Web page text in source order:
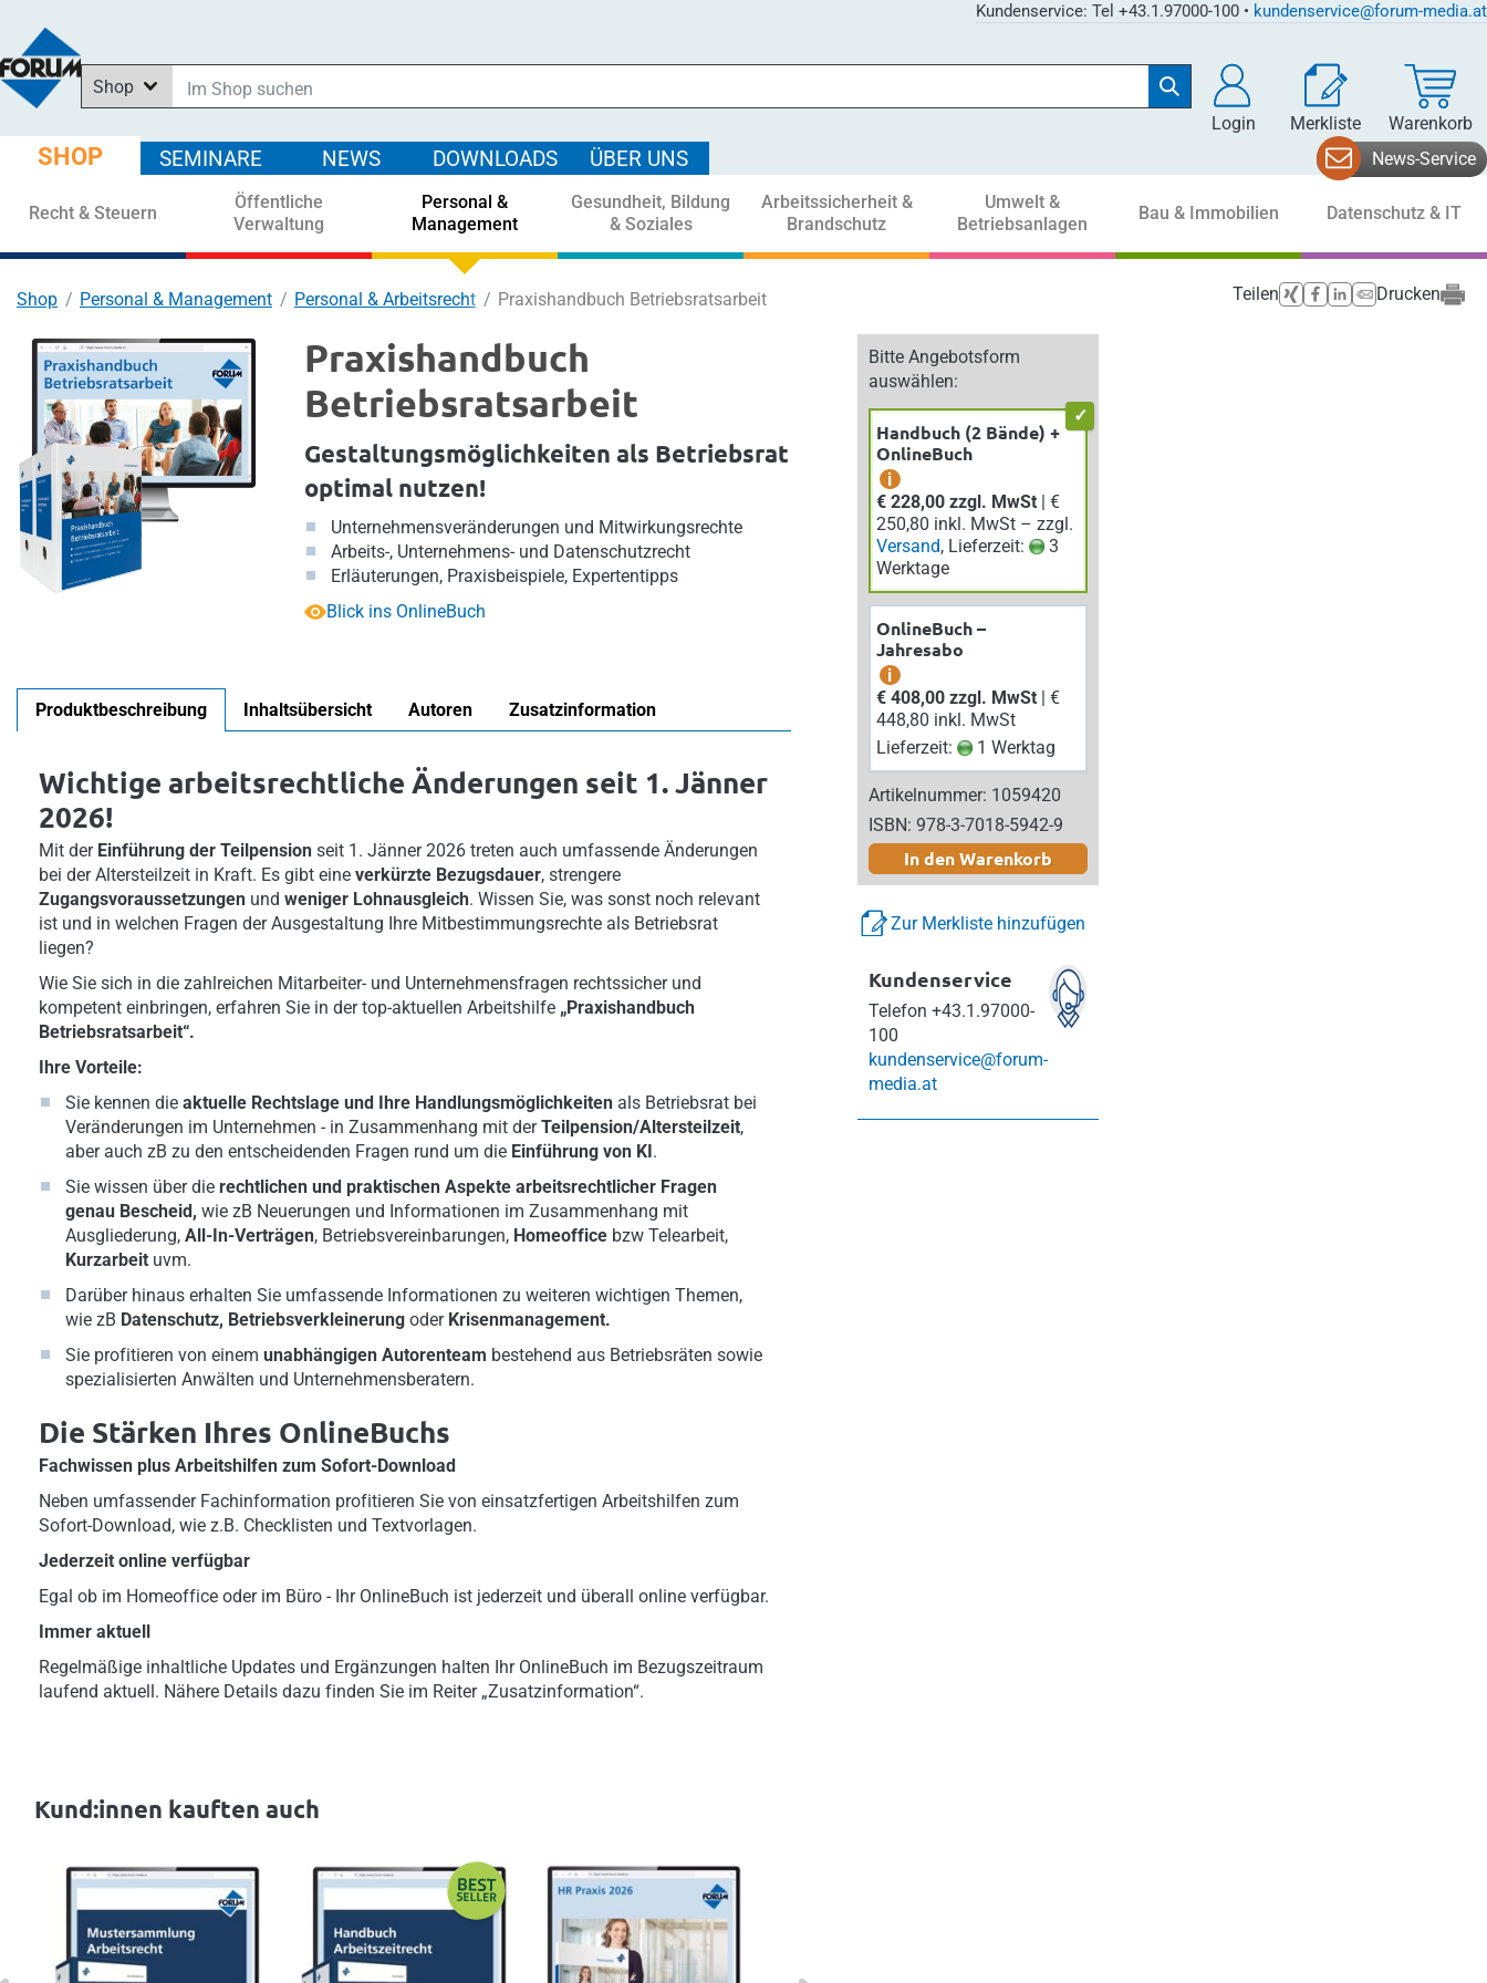
Kundenservice: Tel +43.1.97000-100 • kundenservice@forum-media.at
Shop
In News suchen
In Downloads suchen
In Seminaren suchen
Login Merkliste Warenkorb
SHOP SEMINARE NEWS DOWNLOADS ÜBER UNS News-Service
Recht & Steuern
Öffentliche
Verwaltung
Personal &
Management
Gesundheit, Bildung
& Soziales
Arbeitssicherheit &
Brandschutz
Umwelt &
Betriebsanlagen
Bau & Immobilien Datenschutz & IT
Shop Personal & Management Personal & Arbeitsrecht Praxishandbuch Betriebsratsarbeit
Praxishandbuch
Betriebsratsarbeit
Gestaltungsmöglichkeiten als Betriebsrat
optimal nutzen!
Unternehmensveränderungen und Mitwirkungsrechte
Arbeits-, Unternehmens- und Datenschutzrecht
Erläuterungen, Praxisbeispiele, Expertentipps
Blick ins OnlineBuch
Bitte Angebotsform
auswählen:
Handbuch (2 Bände) +
OnlineBuch
i
€ 228,00 zzgl. MwSt | €
250,80 inkl. MwSt – zzgl.
Versand, Lieferzeit:
3
Werktage
OnlineBuch –
Jahresabo
i
€ 408,00 zzgl. MwSt | €
448,80 inkl. MwSt
Lieferzeit:
1 Werktag
Artikelnummer: 1059420
ISBN: 978-3-7018-5942-9
In den Warenkorb
Zur Merkliste hinzufügen
Kundenservice
Telefon +43.1.97000-
100
kundenservice@forum-
media.at
Produktbeschreibung Inhaltsübersicht Autoren Zusatzinformation
Wichtige arbeitsrechtliche Änderungen seit 1. Jänner
2026!
Mit der Einführung der Teilpension seit 1. Jänner 2026 treten auch umfassende Änderungen
bei der Altersteilzeit in Kraft. Es gibt eine verkürzte Bezugsdauer, strengere
Zugangsvoraussetzungen und weniger Lohnausgleich. Wissen Sie, was sonst noch relevant
ist und in welchen Fragen der Ausgestaltung Ihre Mitbestimmungsrechte als Betriebsrat
liegen?
Wie Sie sich in die zahlreichen Mitarbeiter- und Unternehmensfragen rechtssicher und
kompetent einbringen, erfahren Sie in der top-aktuellen Arbeitshilfe „Praxishandbuch
Betriebsratsarbeit“.
Ihre Vorteile:
Sie kennen die aktuelle Rechtslage und Ihre Handlungsmöglichkeiten als Betriebsrat bei
Veränderungen im Unternehmen - in Zusammenhang mit derTeilpension/Altersteilzeit,
aber auch zB zu den entscheidenden Fragen rund um die Einführung von KI.
Sie wissen über die rechtlichen und praktischen Aspekte arbeitsrechtlicher Fragen
genau Bescheid, wie zB Neuerungen und Informationen im Zusammenhang mit
Ausgliederung, All-In-Verträgen, Betriebsvereinbarungen, Homeoffice bzw Telearbeit,
Kurzarbeit uvm.
Darüber hinaus erhalten Sie umfassende Informationen zu weiteren wichtigen Themen,
wie zB Datenschutz, Betriebsverkleinerung oder Krisenmanagement.
Sie profitieren von einem unabhängigen Autorenteam bestehend aus Betriebsräten sowie
spezialisierten Anwälten und Unternehmensberatern.
Die Stärken Ihres OnlineBuchs
Fachwissen plus Arbeitshilfen zum Sofort-Download
Neben umfassender Fachinformation profitieren Sie von einsatzfertigen Arbeitshilfen zum
Sofort-Download, wie z.B. Checklisten und Textvorlagen.
Jederzeit online verfügbar
Egal ob im Homeoffice oder im Büro - Ihr OnlineBuch ist jederzeit und überall online verfügbar.
Immer aktuell
Regelmäßige inhaltliche Updates und Ergänzungen halten Ihr OnlineBuch im Bezugszeitraum
laufend aktuell. Nähere Details dazu finden Sie im Reiter „Zusatzinformation“.
Kund:innen kauften auch
Next
Teilen Drucken